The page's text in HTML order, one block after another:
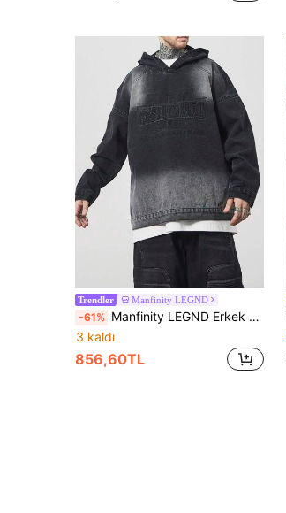
Trendler Manfinity LEGND
-61% Manfinity LEGND Erkek Mektup Jakarlı Büyük Boy Günlük Kapüşonlu Koyu Kot Ceket, İlkbahar/Sonbahar, Erkek Arkadaşa Hediye, Dışarı Çıkma
3 kaldı
856,60TL